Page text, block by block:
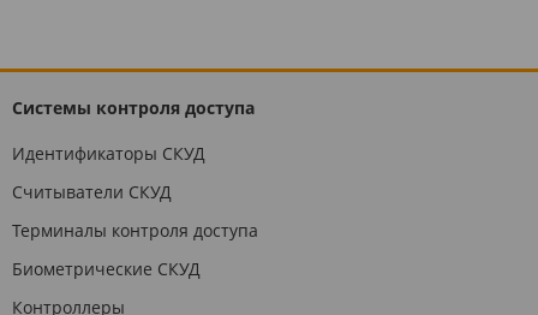
Системы контроля доступа
Идентификаторы СКУД
Считыватели СКУД
Терминалы контроля доступа
Биометрические СКУД
Контроллеры